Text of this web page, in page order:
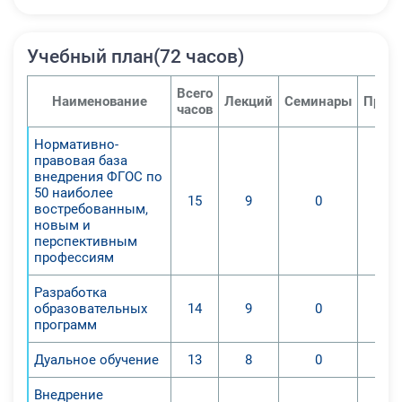
По завершению программы
учащиеся освоят:
-Овладение нормативными
особенностями реализации
формирования обучающих
программ согласно рекомендациям
осуществления
-Овладение навыками
Учебный план(72 часов)
Наименование
Всего
часов
Лекций Семинары
Нормативно-
правовая база
внедрения ФГОС по
50 наиболее
востребованным,
новым и
перспективным
профессиям
15 9 0
Разработка
образовательных
программ
14 9 0
Дуальное обучение 13 8 0
Внедрение